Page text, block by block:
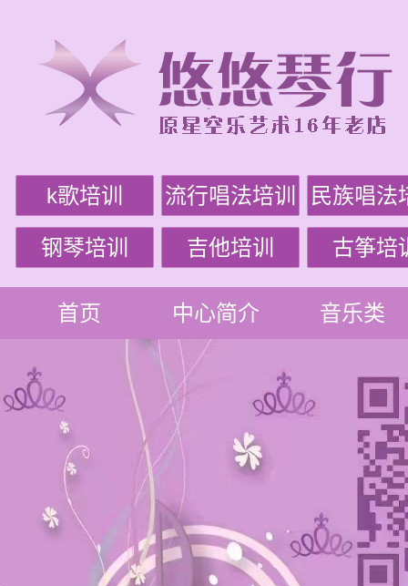
k歌培训 流行唱法培训 民族唱法
钢琴培训 吉他培训 古筝培
首页 中心简介 音乐类